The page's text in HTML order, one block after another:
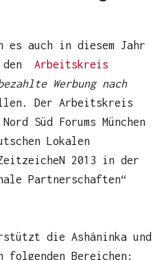
es auch in diesem Jahr
den Arbeitskreis
Werbung nach
Der Arbeitskreis
Süd Forums München
Lokalen
2013 in der
Partnerschaften“
die Asháninka und
Bereichen: